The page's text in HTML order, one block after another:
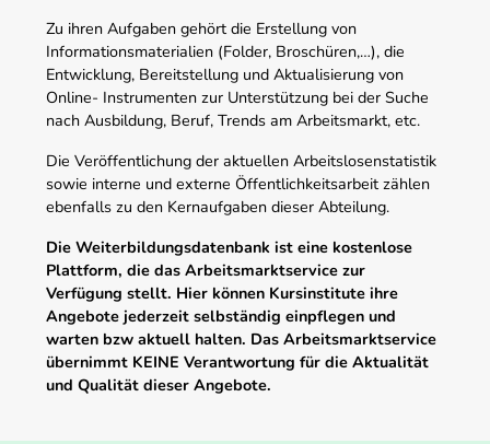
Zu ihren Aufgaben gehört die Erstellung von
Informationsmaterialien (Folder, Broschüren,…), die
Entwicklung, Bereitstellung und Aktualisierung von
Online- Instrumenten zur Unterstützung bei der Suche
nach Ausbildung, Beruf, Trends am Arbeitsmarkt, etc.
Die Veröffentlichung der aktuellen Arbeitslosenstatistik
sowie interne und externe Öffentlichkeitsarbeit zählen
ebenfalls zu den Kernaufgaben dieser Abteilung.
Die Weiterbildungsdatenbank ist eine kostenlose
Plattform, die das Arbeitsmarktservice zur
Verfügung stellt. Hier können Kursinstitute ihre
Angebote jederzeit selbständig einpflegen und
warten bzw aktuell halten. Das Arbeitsmarktservice
übernimmt KEINE Verantwortung für die Aktualität
und Qualität dieser Angebote.